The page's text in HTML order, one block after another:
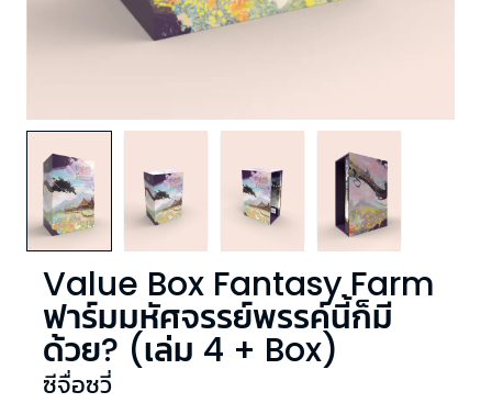
Value Box Fantasy Farm
ฟาร์มมหัศจรรย์พรรค์นี้ก็มี
ด้วย? (เล่ม 4 + Box)
ซีจื่อซวี่